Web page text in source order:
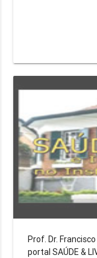
Prof. Dr.
portal SAÚDE &